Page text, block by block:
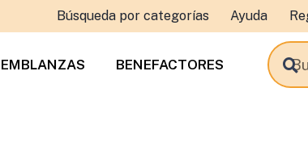
Búsqueda por categorías Ayuda
BENEFACTORES